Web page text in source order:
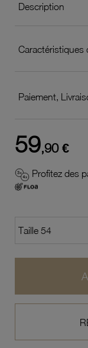
Description
Caractéristiques
Paiement,
59,90 €
Profitez des